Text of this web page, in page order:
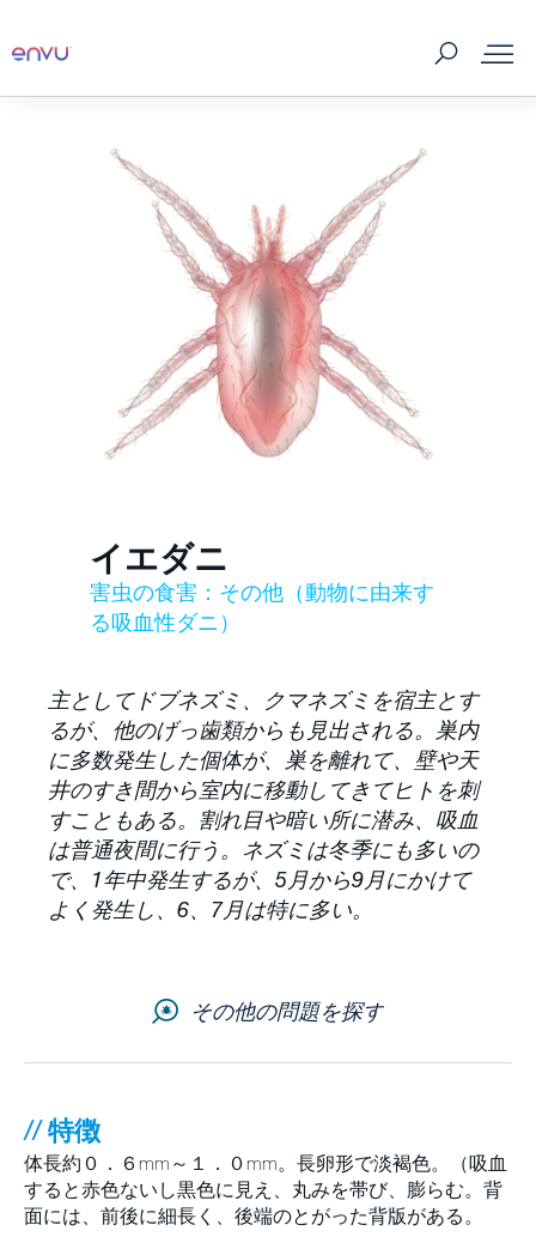
Envuについて
サイトマップ
キャリア
PPM LINEコラム
イエダニ
害虫の食害：その他（動物に由来す
る吸血性ダニ）
主としてドブネズミ、クマネズミを宿主とす
るが、他のげっ歯類からも見出される。巣内
に多数発生した個体が、巣を離れて、壁や天
井のすき間から室内に移動してきてヒトを刺
すこともある。割れ目や暗い所に潜み、吸血
は普通夜間に行う。ネズミは冬季にも多いの
で、1年中発生するが、5月から9月にかけて
よく発生し、6、7月は特に多い。
その他の問題を探す
// 特徴
体長約０．６mm～１．０mm。長卵形で淡褐色。（吸血
すると赤色ないし黒色に見え、丸みを帯び、膨らむ。背
面には、前後に細長く、後端のとがった背版がある。